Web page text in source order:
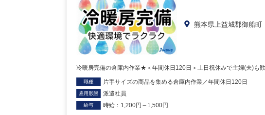
熊本県上益城郡御船町
冷暖房完備の倉庫内作業★＜年間休日120日＞土日祝休みで主婦(夫)も
職種 片手サイズの商品を集める倉庫内作業／年間休日120日
雇用形態 派遣社員
給与 時給：1,200円～1,500円